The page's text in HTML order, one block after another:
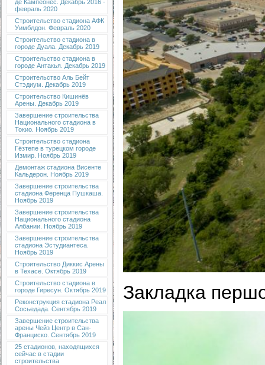
де Кампеонес. Декабрь 2016 -
февраль 2020
Строительство стадиона АФК
Уимблдон. Февраль 2020
Строительство стадиона в
городе Дуала. Декабрь 2019
Строительство стадиона в
городе Антакья. Декабрь 2019
Строительство Аль Бейт
Стэдиум. Декабрь 2019
Строительство Кишинёв
Арены. Декабрь 2019
Завершение строительства
Национального стадиона в
Токио. Ноябрь 2019
Строительство стадиона
Гёзтепе в турецком городе
Измир. Ноябрь 2019
Демонтаж стадиона Висенте
Кальдерон. Ноябрь 2019
Завершение строительства
стадиона Ференца Пушкаша.
Ноябрь 2019
Завершение строительства
Национального стадиона
Албании. Ноябрь 2019
Завершение строительства
стадиона Эстудиантеса.
Ноябрь 2019
Строительство Диккис Арены
в Техасе. Октябрь 2019
Строительство стадиона в
городе Гиресун. Октябрь 2019
Реконструкция стадиона Реал
Сосьедада. Сентябрь 2019
Завершение строительства
арены Чейз Центр в Сан-
Франциско. Сентябрь 2019
25 стадионов, находящихся
сейчас в стадии
строительства
Закладка